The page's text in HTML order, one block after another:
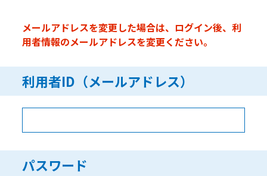
メールアドレスを変更した場合は、ログイン後、利
用者情報のメールアドレスを変更ください。
利用者ID（メールアドレス）
パスワード